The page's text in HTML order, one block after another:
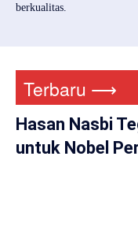
berkualitas.
Terbaru ⟶
Hasan Nasbi
untuk Nobel